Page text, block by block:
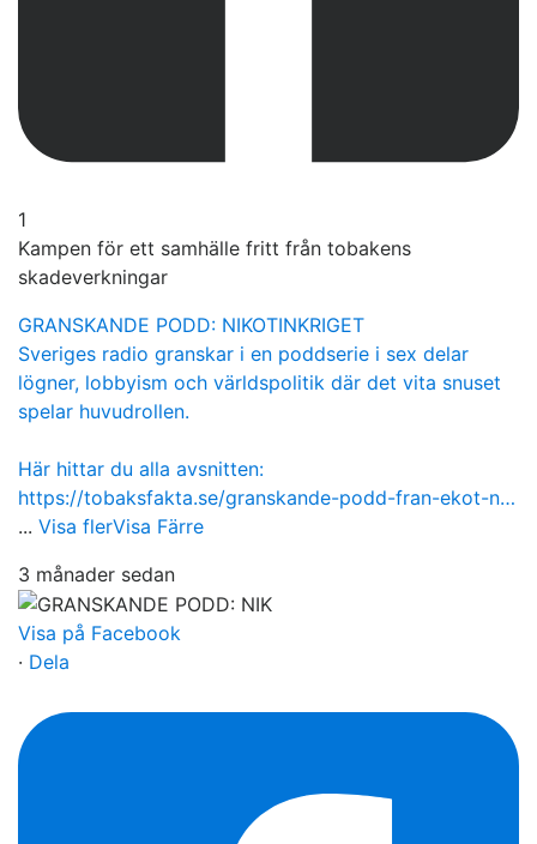
1
Kampen för ett samhälle fritt från tobakens
skadeverkningar
GRANSKANDE PODD: NIKOTINKRIGET
Sveriges radio granskar i en poddserie i sex delar
lögner, lobbyism och världspolitik där det vita snuset
spelar huvudrollen.
Här hittar du alla avsnitten:
https://tobaksfakta.se/granskande-podd-fran-ekot-n…
... Visa flerVisa Färre
3 månader sedan
Visa på Facebook
· Dela